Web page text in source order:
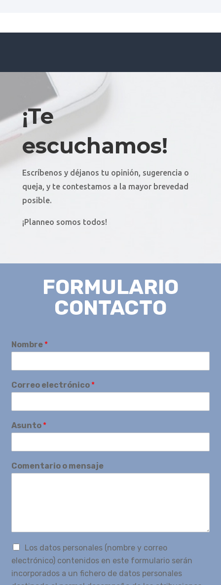
¡Te
escuchamos!
Escríbenos y déjanos tu opinión, sugerencia o
queja, y te contestamos a la mayor brevedad
posible.
¡Planneo somos todos!
FORMULARIO
CONTACTO
Nombre *
Correo electrónico *
Asunto *
Comentario o mensaje
Los datos personales (nombre y correo
electrónico) contenidos en este formulario serán
incorporados a un fichero de datos personales